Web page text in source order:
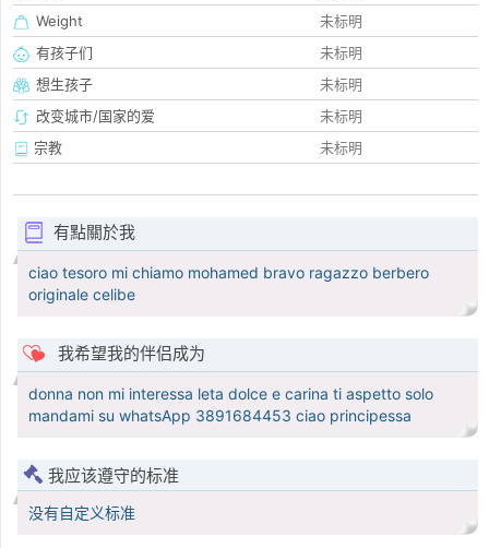
Weight
未标明
有孩子们
未标明
想生孩子
未标明
改变城市/国家的爱
未标明
宗教
未标明
有點關於我
ciao tesoro mi chiamo mohamed bravo ragazzo berbero
originale celibe
我希望我的伴侣成为
donna non mi interessa leta dolce e carina ti aspetto solo
mandami su whatsApp 3891684453 ciao principessa
我应该遵守的标准
没有自定义标准